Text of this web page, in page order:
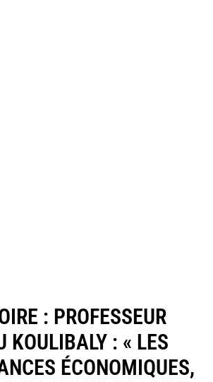
: PROFESSEUR
KOULIBALY : « LES
ÉCONOMIQUES,